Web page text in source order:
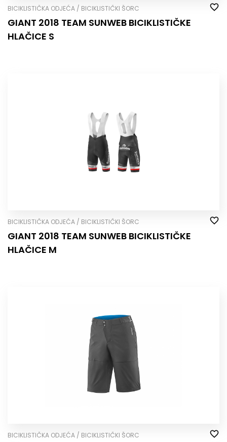
BICIKLISTIČKA ODJEĆA / BICIKLISTIČKI ŠORC
GIANT 2018 TEAM SUNWEB BICIKLISTIČKE
HLAČICE S
BICIKLISTIČKA ODJEĆA / BICIKLISTIČKI ŠORC
GIANT 2018 TEAM SUNWEB BICIKLISTIČKE
HLAČICE M
BICIKLISTIČKA ODJEĆA / BICIKLISTIČKI ŠORC